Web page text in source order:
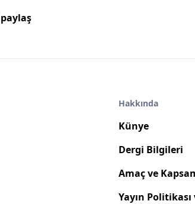
Hakkında
Künye
Dergi Bilgileri
Amaç ve
Yayın